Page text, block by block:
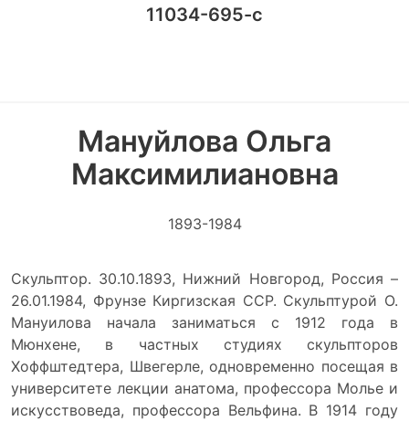
11034-695-с
Мануйлова Ольга
Максимилиановна
1893-1984
Скульптор. 30.10.1893, Нижний Новгород, Россия –
26.01.1984, Фрунзе Киргизская ССР. Скульптурой О.
Мануилова начала заниматься с 1912 года в
Мюнхене, в частных студиях скульпторов
Хоффштедтера, Швегерле, одновременно посещая в
университете лекции анатома, профессора Молье и
искусствоведа, профессора Вельфина. В 1914 году